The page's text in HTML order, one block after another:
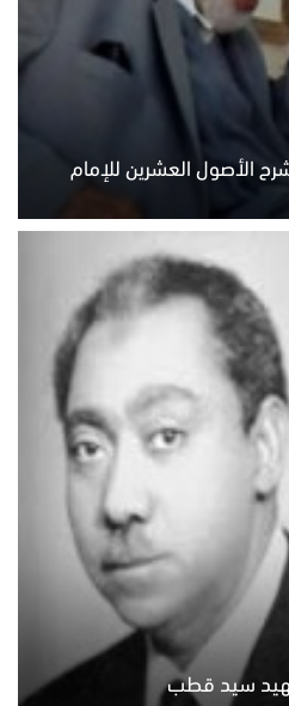
الأصول العشرين للإمام
سيد قطب